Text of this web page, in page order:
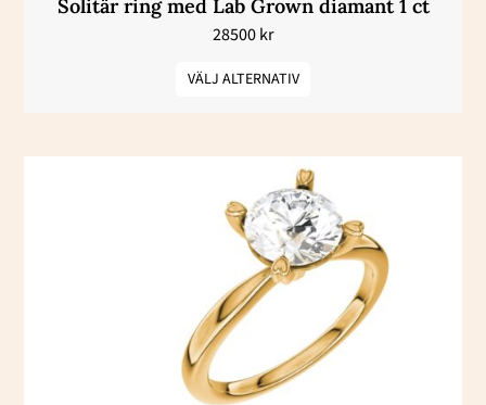
Solitär ring med Lab Grown diamant 1 ct
28500kr
VÄLJ ALTERNATIV
produktsidan
här
produkten
har
flera
varianter.
olika